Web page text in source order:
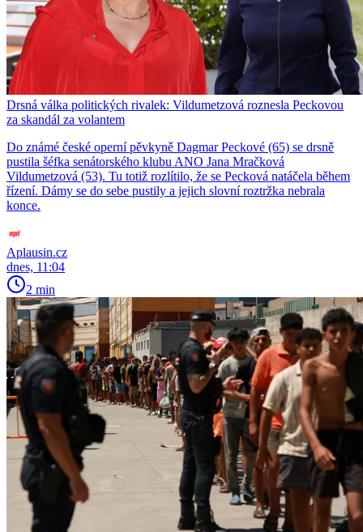
Drsná válka politických rivalek: Vildumetzová roznesla Peckovou
za skandál za volantem
Do známé české operní pěvkyně Dagmar Peckové (65) se drsně
pustila šéfka senátorského klubu ANO Jana Mračková
Vildumetzová (53). Tu totiž rozlítilo, že se Pecková natáčela během
řízení. Dámy se do sebe pustily a jejich slovní roztržka nebrala
konce.
Aplausin.cz
dnes, 11:04
2 min